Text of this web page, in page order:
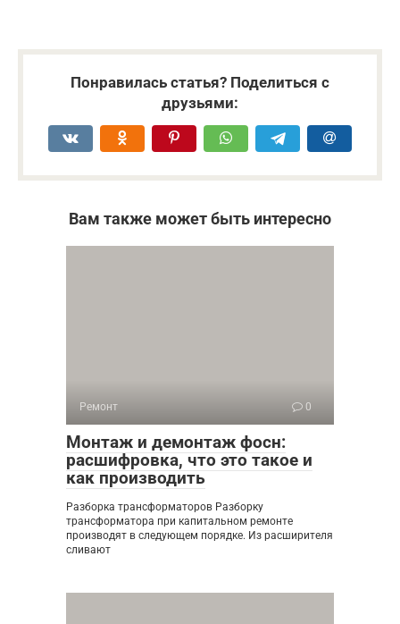
Понравилась статья? Поделиться с
друзьями:
Вам также может быть интересно
Ремонт 0
Монтаж и демонтаж фосн:
расшифровка, что это такое и
как производить
Разборка трансформаторов Разборку
трансформатора при капитальном ремонте
производят в следующем порядке. Из расширителя
сливают